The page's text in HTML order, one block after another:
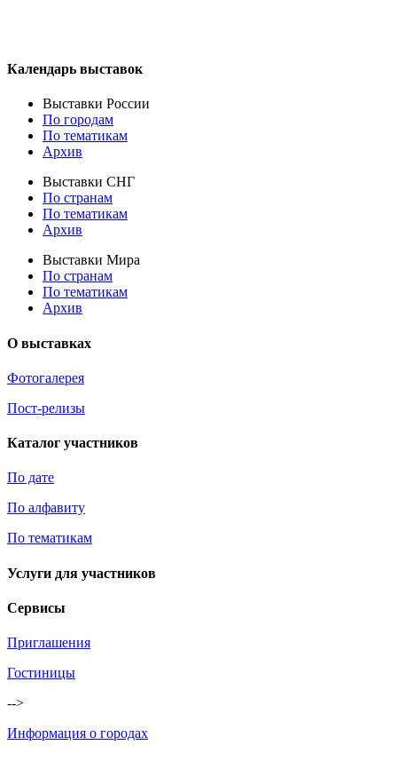
Календарь выставок
Выставки России
По городам
По тематикам
Архив
Выставки СНГ
По странам
По тематикам
Архив
Выставки Мира
По странам
По тематикам
Архив
О выставках
Фотогалерея
Пост-релизы
Каталог участников
По дате
По алфавиту
По тематикам
Услуги для участников
Сервисы
Приглашения
Гостиницы
-->
Информация о городах